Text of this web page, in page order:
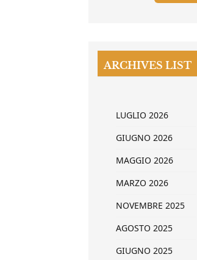
ARCHIVES LIST
LUGLIO 2026
GIUGNO 2026
MAGGIO 2026
MARZO 2026
NOVEMBRE 2025
AGOSTO 2025
GIUGNO 2025